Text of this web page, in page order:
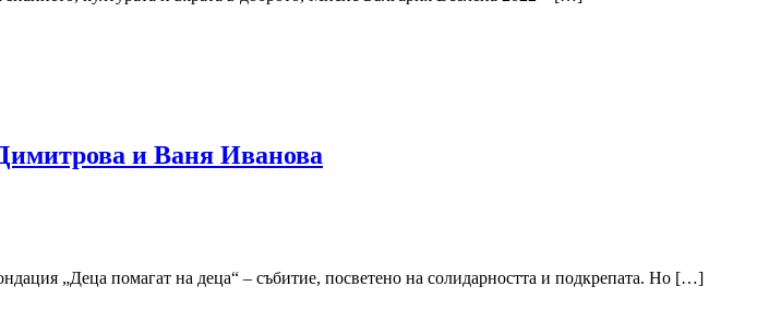
и Ваня Иванова
„Деца помагат на деца“ – събитие, посветено на солидарността и подкрепата. Но […]